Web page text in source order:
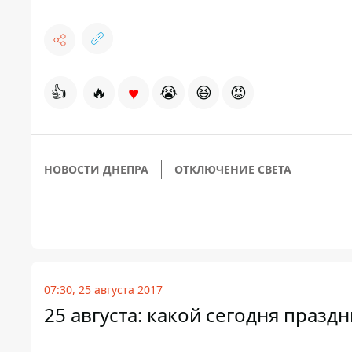
👍 🔥 ♥ 😭 😆 😡
НОВОСТИ ДНЕПРА ОТКЛЮЧЕНИЕ СВЕТА
07:30, 25 августа 2017
25 августа: какой сегодня